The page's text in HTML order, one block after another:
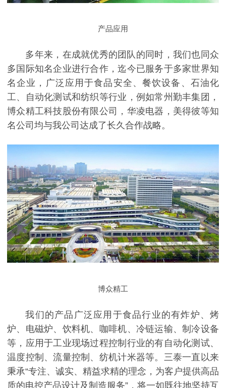
产品应用
多年来，在成就优秀的团队的同时，我们也同众
多国际知名企业进行合作，迄今已服务于多家世界知
名企业，广泛应用于食品安全、餐饮设备、石油化
工、自动化测试和纺织等行业，例如常州勤丰集团，
博众精工科技股份有限公司，华凌电器，美得彼等知
名公司均与我公司达成了长久合作战略。
博众精工
我们的产品广泛应用于食品行业的有炸炉、烤
炉、电磁炉、饮料机、咖啡机、冷链运输、制冷设备
等，应用于工业现场过程控制行业的有自动化测试、
温度控制、流量控制、纺机计米器等。三泰一直以来
秉承“专注、诚实、精益求精的理念，为客户提供高品
质的电控产品设计及制造服务”，将一如既往地坚持互